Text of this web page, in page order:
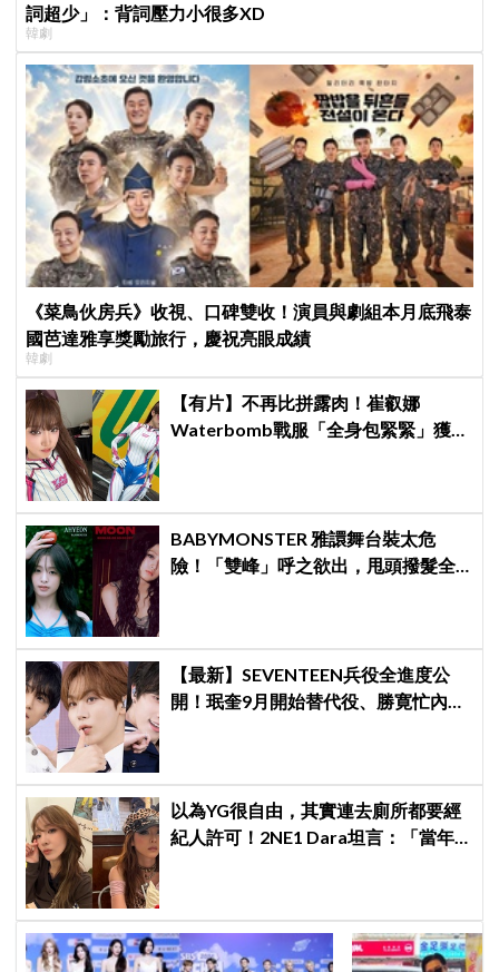
詞超少」：背詞壓力小很多XD
韓劇
《菜鳥伙房兵》收視、口碑雙收！演員與劇組本月底飛泰
國芭達雅享獎勵旅行，慶祝亮眼成績
韓劇
【有片】不再比拼露肉！崔叡娜
Waterbomb戰服「全身包緊緊」獲好
BABYMONSTER 雅譞舞台裝太危
險！「雙峰」呼之欲出，甩頭撥髮全
【最新】SEVENTEEN兵役全進度公
開！珉奎9月開始替代役、勝寛忙內
以為YG很自由，其實連去廁所都要經
紀人許可！2NE1 Dara坦言：「當年